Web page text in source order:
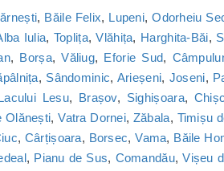
, Băile Felix, Lupeni,Odorheiu
Iulia, Toplița,Vlăhița, Harghita-Băi,
, Borșa,Văliug, Eforie Sud,
, Sândominic, Arieșeni, Joseni,
Lesu, Brașov, Sighișoara,
Olănești,Vatra Dornei, Zăbala, Timișu
, Cârțișoara, Borsec,Vama, Băile
, Pianu de Sus, Comandău,Vișeu